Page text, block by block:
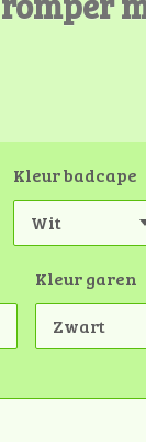
Kleur badcape
Kleur garen